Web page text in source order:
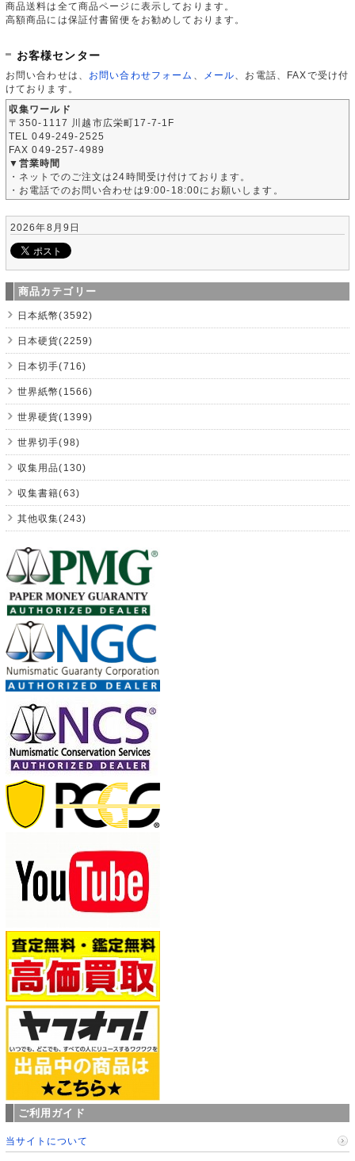
商品送料は全て商品ページに表示しております。
高額商品には保証付書留便をお勧めしております。
お客様センター
お問い合わせは、 お問い合わせフォーム メール 、お電話、FAXで受け付
けております。
収集ワールド
〒350-1117 川越市広栄町17-7-1F
TEL 049-249-2525
FAX 049-257-4989
▼営業時間
・ネットでのご注文は24時間受け付けております。
・お電話でのお問い合わせは9:00-18:00にお願いします。
2026年8月9日
商品カテゴリー
日本紙幣(3592)
日本硬貨(2259)
日本切手(716)
世界紙幣(1566)
世界硬貨(1399)
世界切手(98)
収集用品(130)
収集書籍(63)
其他収集(243)
ご利用ガイド
当サイトについて